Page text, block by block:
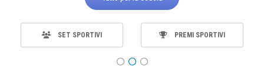
SET SPORTIVI PREMI SPORTIVI